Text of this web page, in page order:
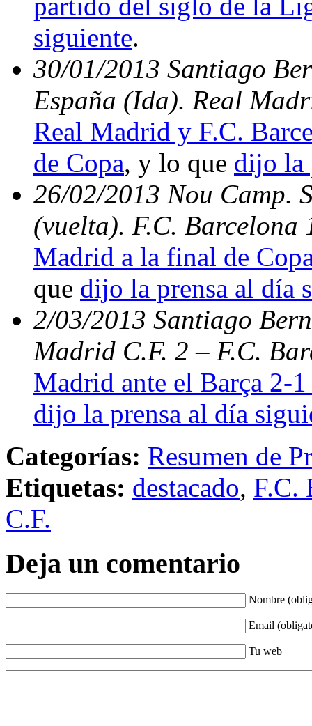
siguiente.
30/01/2013 Santiago
España (Ida). Real
Real Madrid y F.C.
de Copa, y lo que dijo la
26/02/2013 Nou Camp.
(vuelta). F.C.
Madrid a la final de
que dijo la prensa al día
2/03/2013 Santiago
Madrid C.F. 2 – F.C.
Madrid ante el Barça 2-
dijo la prensa al día
Categorías: Resumen de
Etiquetas: destacado, F.C.
C.F.
Deja un comentario
Nombre
Email
Tu web